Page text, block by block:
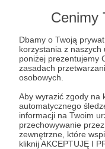
Cenimy
Dbamy o Twoją
korzystania z naszych
poniżej prezentujemy
zasadach
osobowych.
Aby wyrazić zgody na
automatycznego
informacji na Twoim
przechowywanie
zewnętrzne, które
kliknij AKCEPTUJĘ I
Założyciel i
książek „Pacyfik
w 2016 roku,
rywalizacji
potencjalnej
„Rzeczpospolita
wojnie i pokoju”,
„Przeszłość